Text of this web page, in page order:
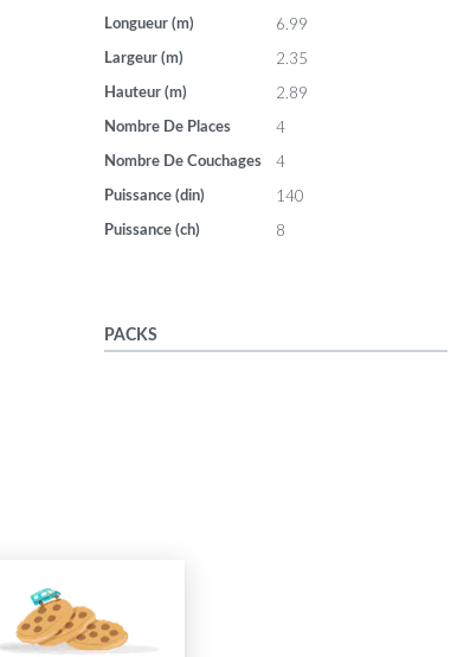
Longueur (m) 6.99
Largeur (m) 2.35
Hauteur (m) 2.89
Nombre De Places 4
Nombre De Couchages 4
Puissance (din) 140
Puissance (ch) 8
PACKS